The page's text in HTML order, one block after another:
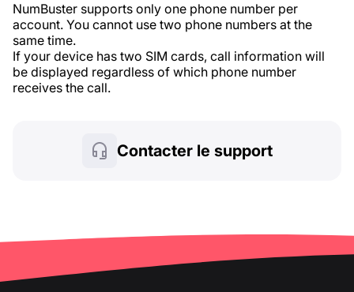
NumBuster supports only one phone number per
account. You cannot use two phone numbers at the
same time.
If your device has two SIM cards, call information will
be displayed regardless of which phone number
receives the call.
Contacter le support